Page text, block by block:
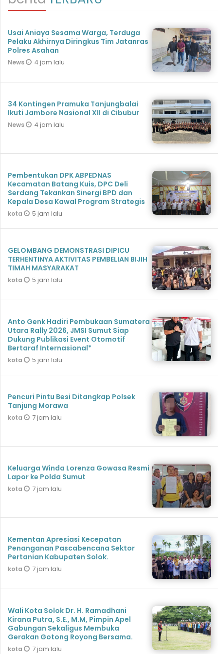
Usai Aniaya Sesama Warga, Terduga
Pelaku Akhirnya Diringkus Tim Jatanras
Polres Asahan
News 4 jam lalu
34 Kontingen Pramuka Tanjungbalai
Ikuti Jambore Nasional XII di Cibubur
News 4 jam lalu
Pembentukan DPK ABPEDNAS
Kecamatan Batang Kuis, DPC Deli
Serdang Tekankan Sinergi BPD dan
Kepala Desa Kawal Program Strategis
kota 5 jam lalu
GELOMBANG DEMONSTRASI DIPICU
TERHENTINYA AKTIVITAS PEMBELIAN BIJIH
TIMAH MASYARAKAT
kota 5 jam lalu
Anto Genk Hadiri Pembukaan Sumatera
Utara Rally 2026, JMSI Sumut Siap
Dukung Publikasi Event Otomotif
Bertaraf Internasional*
kota 5 jam lalu
Pencuri Pintu Besi Ditangkap Polsek
Tanjung Morawa
kota 7 jam lalu
Keluarga Winda Lorenza Gowasa Resmi
Lapor ke Polda Sumut
kota 7 jam lalu
Kementan Apresiasi Kecepatan
Penanganan Pascabencana Sektor
Pertanian Kabupaten Solok.
kota 7 jam lalu
Wali Kota Solok Dr. H. Ramadhani
Kirana Putra, S.E., M.M, Pimpin Apel
Gabungan Sekaligus Membuka
Gerakan Gotong Royong Bersama.
kota 7 jam lalu